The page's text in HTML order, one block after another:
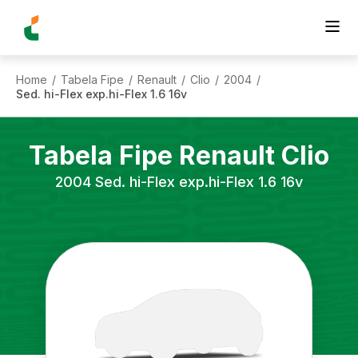
Home / Tabela Fipe / Renault / Clio / 2004 /
Sed. hi-Flex exp.hi-Flex 1.6 16v
Tabela Fipe Renault Clio
2004 Sed. hi-Flex exp.hi-Flex 1.6 16v